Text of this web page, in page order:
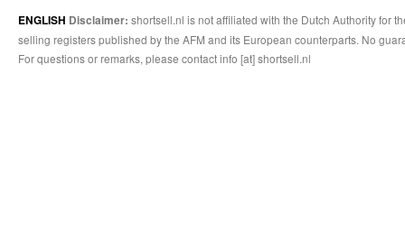
ENGLISH Disclaimer: shortsell.nl is not affiliated with the Dutch Authority for
selling registers published by the AFM and its European counterparts. No
For questions or remarks, please contact info [at] shortsell.nl